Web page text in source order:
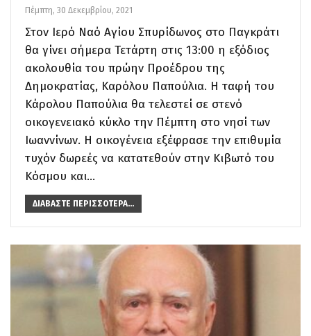
Πέμπτη, 30 Δεκεμβρίου, 2021
Στον Ιερό Ναό Αγίου Σπυρίδωνος στο Παγκράτι
θα γίνει σήμερα Τετάρτη στις 13:00 η εξόδιος
ακολουθία του πρώην Προέδρου της
Δημοκρατίας, Καρόλου Παπούλια. Η ταφή του
Κάρολου Παπούλια θα τελεστεί σε στενό
οικογενειακό κύκλο την Πέμπτη στο νησί των
Ιωαννίνων. Η οικογένεια εξέφρασε την επιθυμία
τυχόν δωρεές να κατατεθούν στην Κιβωτό του
Κόσμου και…
ΔΙΑΒΆΣΤΕ ΠΕΡΙΣΣΌΤΕΡΑ...